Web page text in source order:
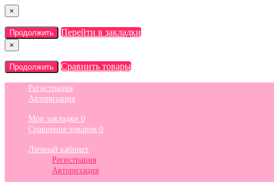
×
Продолжить Перейти в закладки
×
Продолжить Сравнить товары
Регистрация
Авторизация
Мои закладки 0
Сравнение товаров 0
Личный кабинет
Регистрация
Авторизация